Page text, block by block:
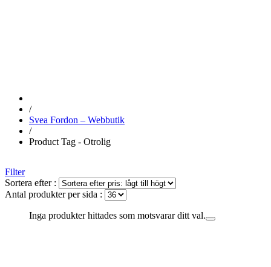
/
Svea Fordon – Webbutik
/
Product Tag - Otrolig
Filter
Sortera efter :
Antal produkter per sida :
Inga produkter hittades som motsvarar ditt val.